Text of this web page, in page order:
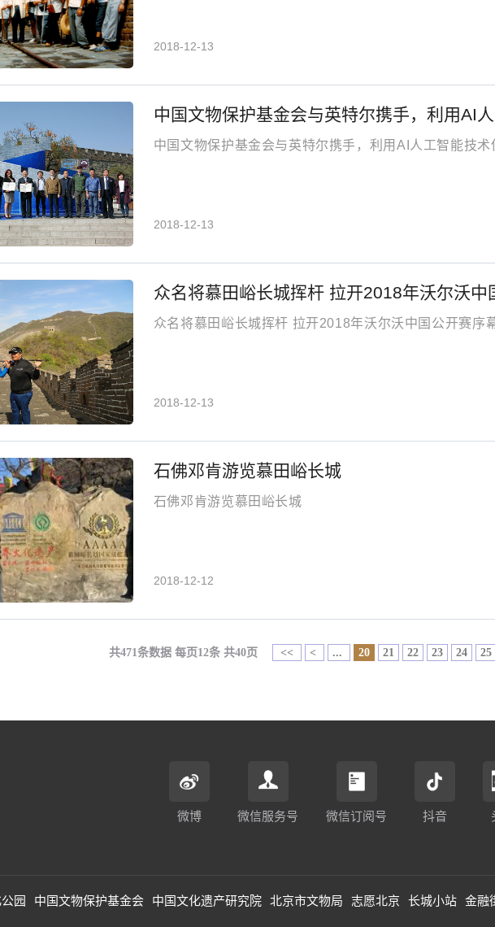
2018-12-13
中国文物保护基金会与英特尔携手，利用AI
中国文物保护基金会与英特尔携手，利用AI人工智能技术
2018-12-13
众名将慕田峪长城挥杆 拉开2018年沃尔沃中
众名将慕田峪长城挥杆 拉开2018年沃尔沃中国公开赛序
2018-12-13
石佛邓肯游览慕田峪长城
石佛邓肯游览慕田峪长城
2018-12-12
共471条数据 每页12条 共40页 << < ... 20 21 22 23 24 25
微博 微信服务号 微信订阅号 抖音
园 中国文物保护基金会 中国文化遗产研究院 北京市文物局 志愿北京 长城小站 金融